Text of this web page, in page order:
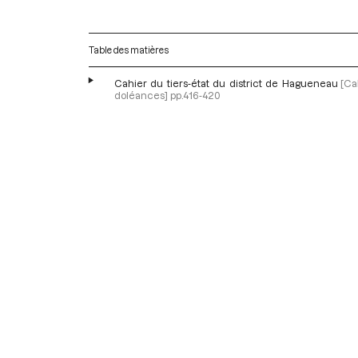
Table des matières
Cahier du tiers-état du district de Hagueneau
doléances] pp.416-420